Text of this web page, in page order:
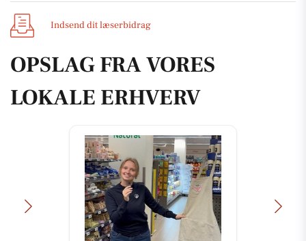
Indsend dit læserbidrag
OPSLAG FRA VORES
LOKALE ERHVERV